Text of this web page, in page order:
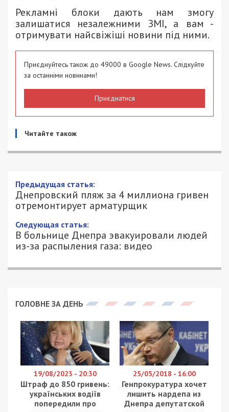
Рекламні блоки дають нам змогу
залишатися незалежними ЗМІ, а вам -
отримувати найсвіжіші новини під ними.
Приєднуйтесь також до 49000 в Google News. Слідкуйте
за останніми новинами!
Приєднатися
Читайте також
Днепровский пляж за 4 миллиона
гривен отремонтирует арматурщик
4/04/2019 - 11:51
АЛЕКСАНДР КЛИМОВ - СПЕЦИАЛЬНО
ДЛЯ 49000.COM.UA
2783
Коммунальное предприятие «Развитие Днепра»
Монастырском острове в Днепре.
Об этом сообщили вБюро UA.
Согласно тендерной документации, за услуги по
приведению пляжа в порядок КП решило
заплатить 4,64 миллиона гривен. Единственным
конкурентом Ковалева на торгах была компания
«Бест Вей Компани». Предприниматель
согласился сделать работу за гонорар на 460
гривен меньше и подряд достался ему.